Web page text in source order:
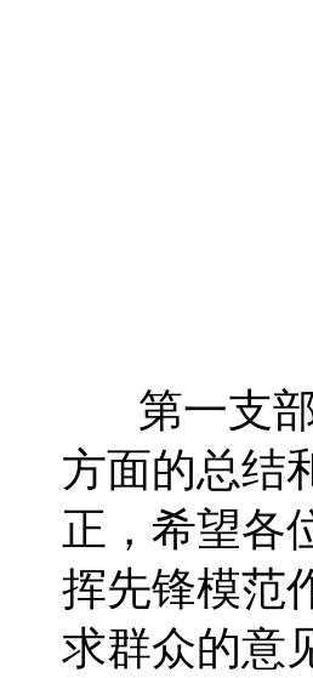
第一支部
方面的总结
正，希望各
挥先锋模范
求群众的意